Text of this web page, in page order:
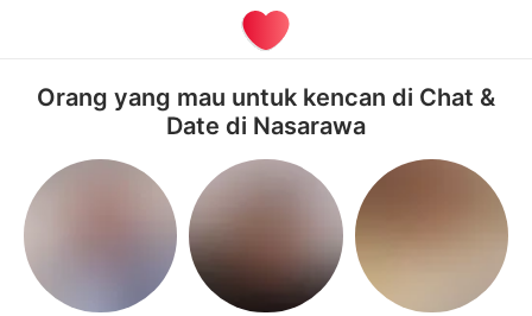
Orang yang mau untuk kencan di Chat &
Date di Nasarawa